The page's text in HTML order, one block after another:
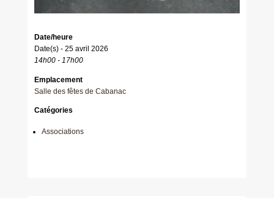
Date/heure
Date(s) - 25 avril 2026
14h00 - 17h00
Emplacement
Salle des fêtes de Cabanac
Catégories
Associations